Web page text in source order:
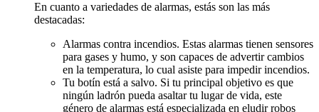
En cuanto a variedades de alarmas, estás son las más
destacadas:
Alarmas contra incendios. Estas alarmas tienen sensores
para gases y humo, y son capaces de advertir cambios
en la temperatura, lo cual asiste para impedir incendios.
Tu botín está a salvo. Si tu principal objetivo es que
ningún ladrón pueda asaltar tu lugar de vida, este
género de alarmas está especializada en eludir robos